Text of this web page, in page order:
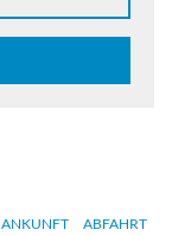
ANKUNFT ABFAHRT